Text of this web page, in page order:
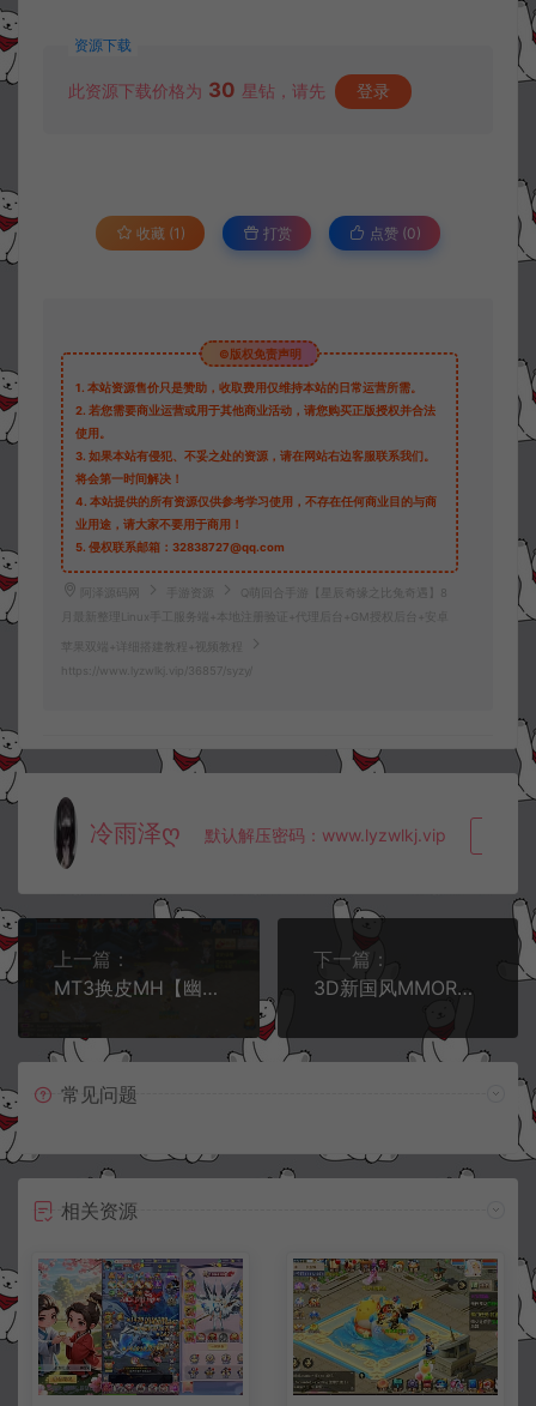
资源下载
此资源下载价格为 30 星钻，请先 登录
收藏 (1) 打赏 点赞 (0)
©版权免责声明
1. 本站资源售价只是赞助，收取费用仅维持本站的日常运营所需。
2. 若您需要商业运营或用于其他商业活动，请您购买正版授权并合法
使用。
3. 如果本站有侵犯、不妥之处的资源，请在网站右边客服联系我们。
将会第一时间解决！
4. 本站提供的所有资源仅供参考学习使用，不存在任何商业目的与商
业用途，请大家不要用于商用！
5. 侵权联系邮箱：32838727@qq.com
阿泽源码网 手游资源
Q萌回合手游【星辰奇缘之比兔奇遇】8
月最新整理Linux手工服务端+本地注册验证+代理后台+GM授权后台+安卓
苹果双端+详细搭建教程+视频教程
https://www.lyzwlkj.vip/36857/syzy/
冷雨泽ღ 默认解压密码：www.lyzwlkj.vip
上一篇：
MT3换皮MH【幽魂西游突破2】8月最新整理Linux手工服务端+源码+攻略文档+管理后台+GM后台+安卓苹果双端+详细搭建教程+视频教程
下一篇：
3D新国风MMORPG手游【3D仙剑奇侠传修改版】8月最新整理Linux手工服务端+安卓+详细搭建教程
常见问题
相关资源